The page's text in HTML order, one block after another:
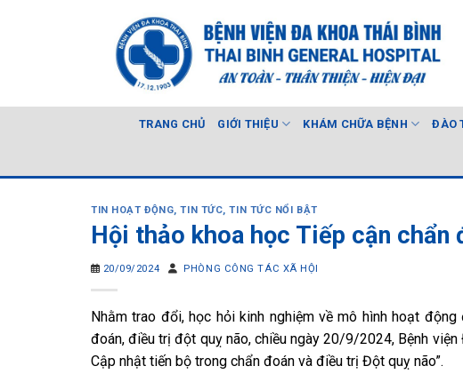
TRANG CHỦ GIỚI THIỆU KHÁM CHỮA BỆNH ĐÀO
TIN HOẠT ĐỘNG,TIN TỨC,TIN TỨC NỔI BẬT
Hội thảo khoa học Tiếp cận
20/09/2024 PHÒNG CÔNG TÁC XÃ HỘI
Nhằm trao đổi, học hỏi kinh nghiệm về mô hình hoạt
đoán, điều trị đột quỵ não, chiều ngày 20/9/2024, Bệnh
Cập nhật tiến bộ trong chẩn đoán và điều trị Đột quỵ não”.